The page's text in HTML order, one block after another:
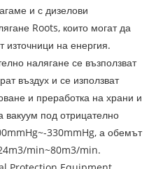
и с дизелови
Roots, които могат да
източници на енергия.
налягане се възползват
въздух и се използват
и преработка на храни и
вакуум под отрицателно
330mmHg, а обемът
min~80m3/min.